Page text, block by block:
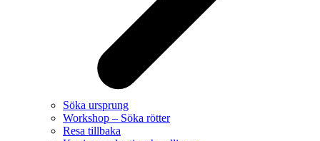
Söka ursprung
Workshop – Söka rötter
Resa tillbaka